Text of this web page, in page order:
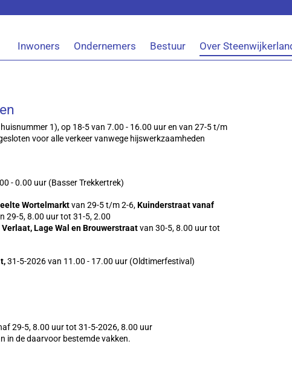
Inwoners Ondernemers Bestuur Over
1), op 18-5 van 7.00 - 16.00 uur en van 27-5 t/m
voor alle verkeer vanwege hijswerkzaamheden
- 0.00 uur (Basser Trekkertrek)
Wortelmarktvan 29-5 t/m 2-6,Kuinderstraat vanaf
29-5, 8.00 uur tot 31-5, 2.00
Lage Wal en Brouwerstraatvan 30-5, 8.00 uur tot
31-5-2026 van 11.00 - 17.00 uur (Oldtimerfestival)
29-5, 8.00 uur tot 31-5-2026, 8.00 uur
in de daarvoor bestemde vakken.